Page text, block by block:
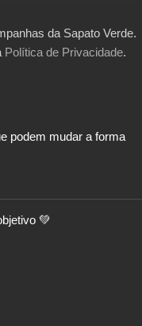
da Sapato Verde.
Política de Privacidade.
podem mudar a forma
💚